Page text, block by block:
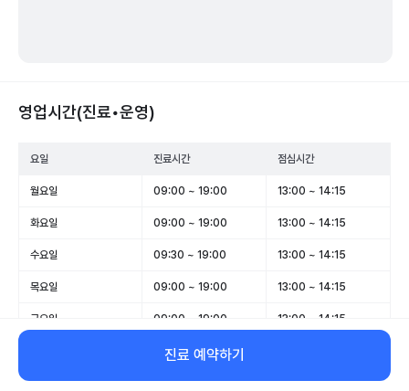
영업시간(진료•운영)
요일 진료시간 점심시간
월요일 09:00 ~ 19:00 13:00 ~ 14:15
화요일 09:00 ~ 19:00 13:00 ~ 14:15
수요일 09:30 ~ 19:00 13:00 ~ 14:15
목요일 09:00 ~ 19:00 13:00 ~ 14:15
금요일 09:00 ~ 19:00 13:00 ~ 14:15
09:00 ~ 13:00
일요일 휴무 -
진료 예약하기